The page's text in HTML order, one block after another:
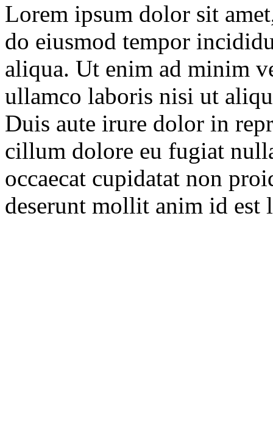
Lorem ipsum dolor sit
do eiusmod tempor
aliqua. Ut enim ad minim
ullamco laboris nisi ut
Duis aute irure dolor in
cillum dolore eu fugiat
occaecat cupidatat non
deserunt mollit anim id est